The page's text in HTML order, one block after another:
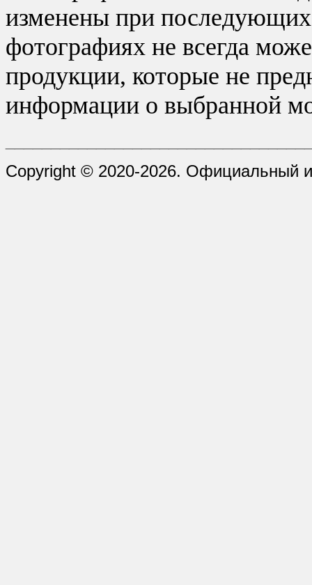
изменены при последующих
фотографиях не всегда
продукции, которые не
информации о выбранной
Copyright © 2020-2026. Официальный